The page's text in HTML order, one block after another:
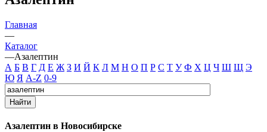
Главная
—
Каталог
—Азалептин
А Б В Г Д Е Ж З И Й К Л М Н О П Р С Т У Ф Х Ц Ч Ш Щ Э
Ю Я A-Z 0-9
Найти
Азалептин в Новосибирске